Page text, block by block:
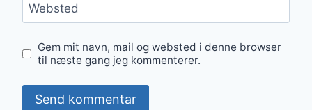
Websted
Gem mit navn, mail og websted i denne browser
til næste gang jeg kommenterer.